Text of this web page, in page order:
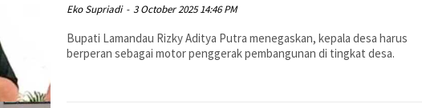
Eko Supriadi - 3 October 2025 14:46 PM
Bupati Lamandau Rizky Aditya Putra menegaskan, kepala desa harus
berperan sebagai motor penggerak pembangunan di tingkat desa.